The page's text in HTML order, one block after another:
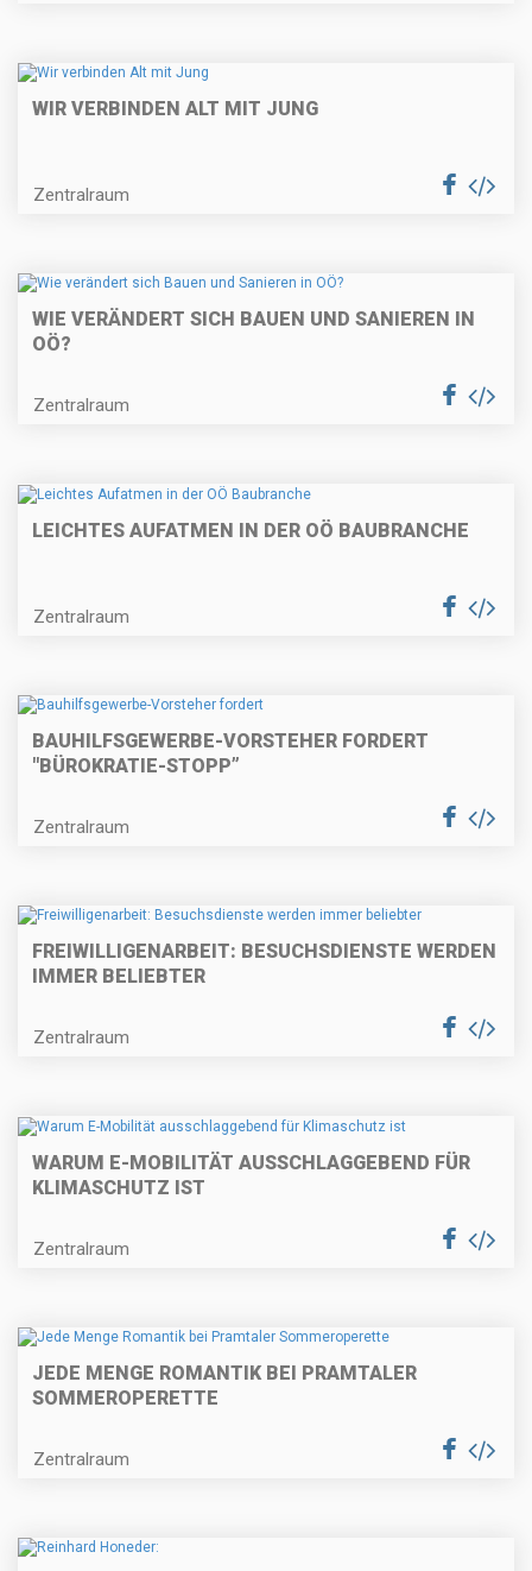
WIR VERBINDEN ALT MIT JUNG
Zentralraum
WIE VERÄNDERT SICH BAUEN UND SANIEREN IN
OÖ?
Zentralraum
LEICHTES AUFATMEN IN DER OÖ BAUBRANCHE
Zentralraum
BAUHILFSGEWERBE-VORSTEHER FORDERT
"BÜROKRATIE-STOPP”
Zentralraum
FREIWILLIGENARBEIT: BESUCHSDIENSTE WERDEN
IMMER BELIEBTER
Zentralraum
WARUM E-MOBILITÄT AUSSCHLAGGEBEND FÜR
KLIMASCHUTZ IST
Zentralraum
JEDE MENGE ROMANTIK BEI PRAMTALER
SOMMEROPERETTE
Zentralraum